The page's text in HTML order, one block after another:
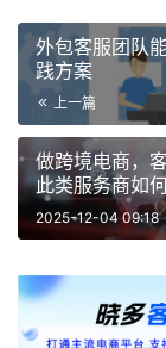
外包客服团队
践方案
上一篇
做跨境电商，
此类服务商如
2025-12-04 09:18